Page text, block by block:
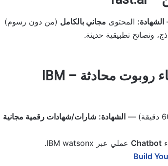
الشهادة: المحتوى مجاني بالكامل (من دون رسوم)
8) أساسيات الذكاء الاصطناعي وبناء روبوت محادثة – IBM
الشهادة: شارات/شهادات رقمية مجانية
Chatbot عملي عبر IBM watsonx.
Build